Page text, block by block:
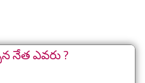
నేత ఎవరు ?